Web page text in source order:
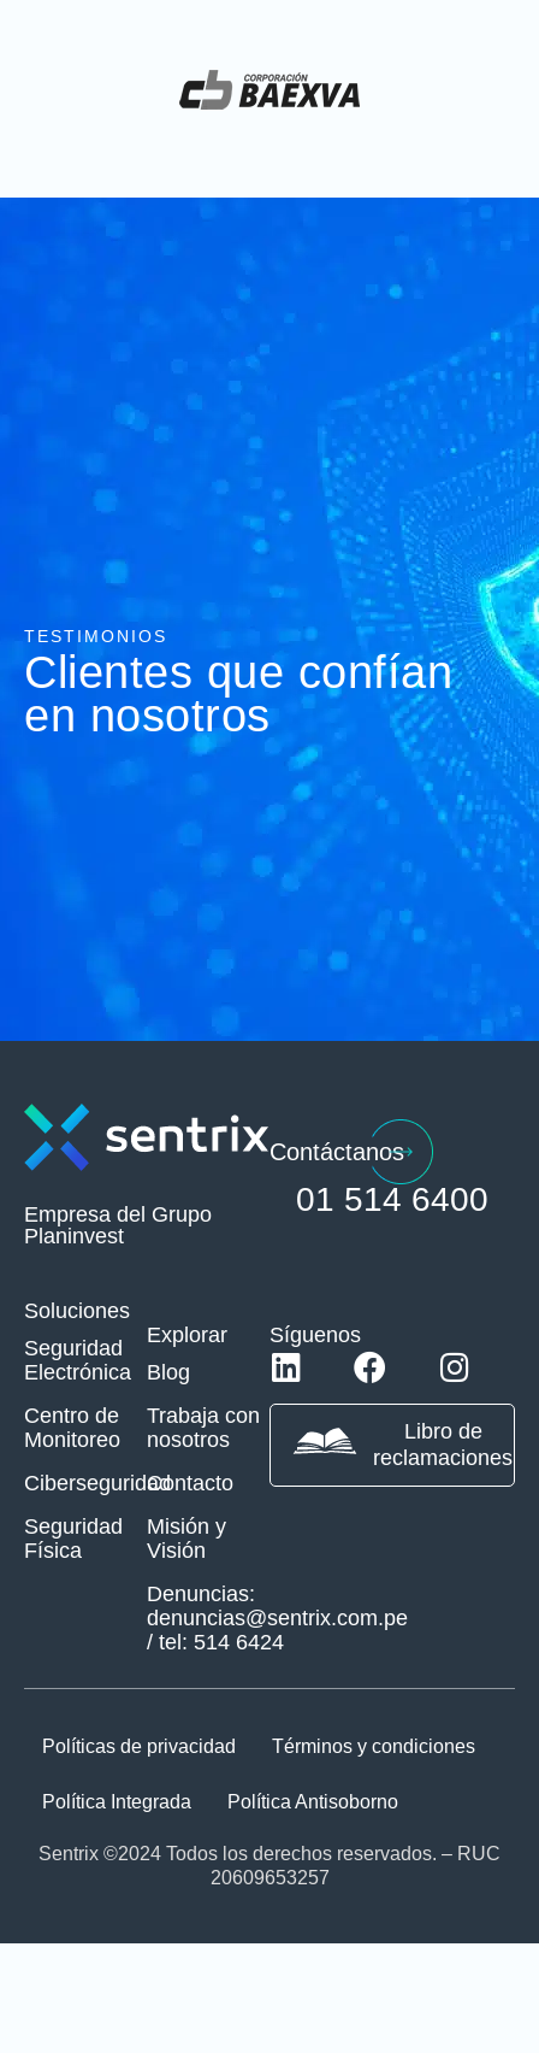
TESTIMONIOS
Clientes que confían
en nosotros
Empresa del Grupo
Planinvest
Contáctanos
01 514 6400
Soluciones
Seguridad
Electrónica
Centro de
Monitoreo
Ciberseguridad
Seguridad
Física
Explorar
Blog
Trabaja con
nosotros
Contacto
Misión y
Visión
Denuncias:
denuncias@sentrix.com.pe
/ tel: 514 6424
Síguenos
Libro de
reclamaciones
Sentrix ©2024 Todos los derechos reservados. – RUC
20609653257
Políticas de privacidad Términos y condiciones
Política Integrada Política Antisoborno